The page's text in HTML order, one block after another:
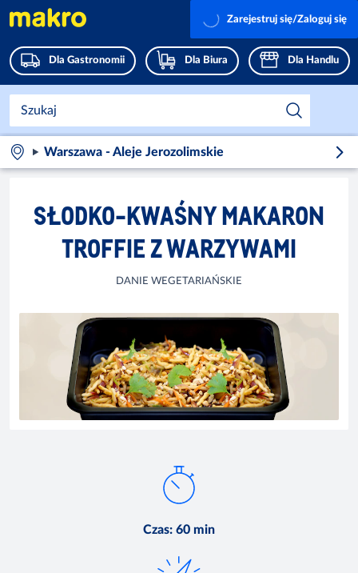
Dla Gastronomii Dla Biura Dla Handlu
Zarejestruj się/Zaloguj się
Warszawa - Aleje Jerozolimskie
SŁODKO-KWAŚNY MAKARON
TROFFIE Z WARZYWAMI
DANIE WEGETARIAŃSKIE
Czas: 60 min